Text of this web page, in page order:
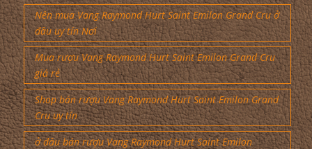
Nên mua Vang Raymond Hurt Saint Emilon Grand Cru ở
đâu uy tín Nơi
Mua rượu Vang Raymond Hurt Saint Emilon Grand Cru
giá rẻ
Shop bán rượu Vang Raymond Hurt Saint Emilon Grand
Cru uy tín
ở đâu bán rượu Vang Raymond Hurt Saint Emilon